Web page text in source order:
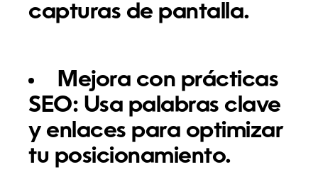
capturas de pantalla.
Mejora con prácticas
SEO: Usa palabras clave
y enlaces para optimizar
tu posicionamiento.